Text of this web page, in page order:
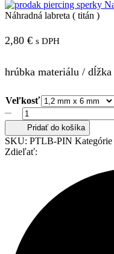
Náhradná labreta ( titán )
2,80 € s DPH
hrúbka materiálu / dĺžka
Veľkosť
množstvo
Náhradná
labreta
(
titán
Pridať do košíka
SKU: PTLB-PIN Kategórie
Zdieľať: